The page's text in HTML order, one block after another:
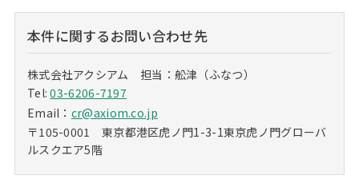
本件に関するお問い合わせ先
株式会社アクシアム 担当：舩津（ふなつ）
Tel:03-6206-7197
Email： cr@axiom.co.jp
〒105-0001 東京都港区虎ノ門1-3-1東京虎ノ門グローバ
ルスクエア5階